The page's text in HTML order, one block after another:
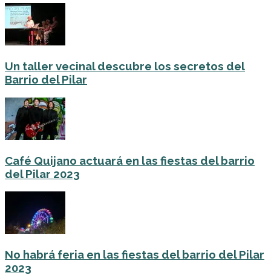
Un taller vecinal descubre los secretos del
Barrio del Pilar
Café Quijano actuará en las fiestas del barrio
del Pilar 2023
No habrá feria en las fiestas del barrio del Pilar
2023